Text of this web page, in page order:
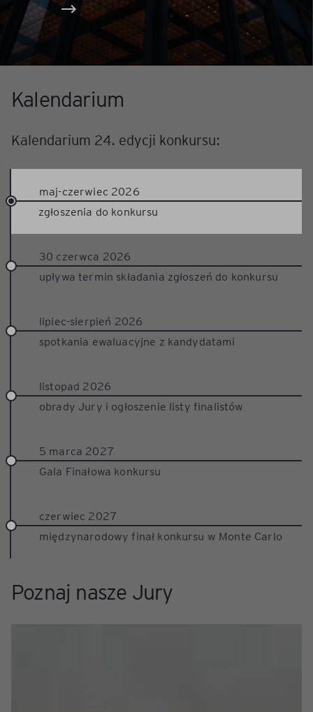
Dowiedz się więcej
Kalendarium
Kalendarium 24. edycji konkursu:
maj-czerwiec 2026
zgłoszenia do konkursu
30 czerwca 2026
upływa termin składania zgłoszeń do konkursu
lipiec-sierpień 2026
spotkania ewaluacyjne z kandydatami
listopad 2026
obrady Jury i ogłoszenie listy finalistów
5 marca 2027
Gala Finałowa konkursu
czerwiec 2027
międzynarodowy finał konkursu w Monte Carlo
Poznaj nasze Jury